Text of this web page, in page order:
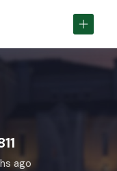
ago